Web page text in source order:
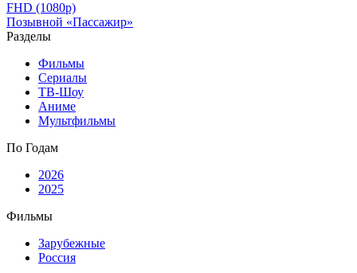
FHD (1080p)
Позывной «Пассажир»
Разделы
Фильмы
Сериалы
ТВ-Шоу
Аниме
Мультфильмы
По Годам
2026
2025
Фильмы
Зарубежные
Россия